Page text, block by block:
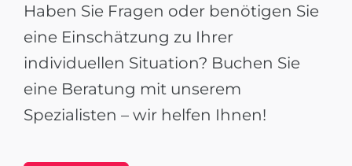
Haben Sie Fragen oder benötigen Sie
eine Einschätzung zu Ihrer
individuellen Situation? Buchen Sie
eine Beratung mit unserem
Spezialisten – wir helfen Ihnen!